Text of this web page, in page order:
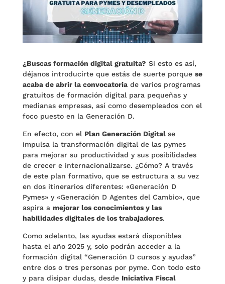
¿Buscas formación digital gratuita? Si esto es así,
déjanos introducirte que estás de suerte porque se
acaba de abrir la convocatoriade varios programas
gratuitos de formación digital para pequeñas y
medianas empresas, así como desempleados con el
foco puesto en la Generación D.
En efecto, con el Plan Generación Digital se
impulsa la transformación digital de las pymes
para mejorar su productividad y sus posibilidades
de crecer e internacionalizarse. ¿Cómo? A través
de este plan formativo, que se estructura a su vez
en dos itinerarios diferentes: «Generación D
Pymes» y «Generación D Agentes del Cambio», que
aspira a mejorar los conocimientos y las
habilidades digitales de los trabajadores.
Como adelanto, las ayudas estará disponibles
hasta el año 2025 y, solo podrán acceder a la
formación digital “Generación D cursos y ayudas”
entre dos o tres personas por pyme. Con todo esto
y para disipar dudas, desde Iniciativa Fiscal